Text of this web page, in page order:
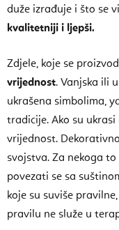
duže izrađuje i što se
kvalitetniji i ljepši.
Zdjele, koje se
vrijednost. Vanjska ili
ukrašena simbolima,
tradicije. Ako su
vrijednost.
svojstva. Za nekoga
povezati se sa
koje su suviše
pravilu ne služe u